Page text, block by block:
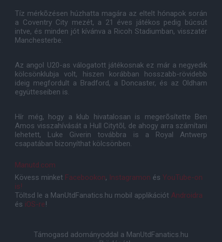
Tíz mérkõzésen húzhatta magára az eltelt hónapok során
a Coventry City mezét, a 21 éves játékos pedig búcsút
intve, és minden jót kívánva a Ricoh Stadiumban, visszatér
Manchesterbe.
Az angol U20-as válogatott játékosnak ez már a negyedik
kölcsönklubja volt, hiszen korábban hosszabb-rövidebb
ideig megfordult a Bradford, a Doncaster, és az Oldham
együtteseiben is.
Hír még, hogy a klub hivatalosan is megerõsítette Ben
Amos visszahívását a Hull Citytõl, de ahogy arra számítani
lehetett, Luke Giverin továbbra is a Royal Antwerp
csapatában bizonyíthat kölcsönben.
Manutd.com
Kövess minket Facebookon, Instagramon és YouTube-on
is!
Töltsd le a ManUtdFanatics.hu mobil applikációt Androidra
és iOS-re!
Támogasd adományoddal a ManUtdFanatics.hu